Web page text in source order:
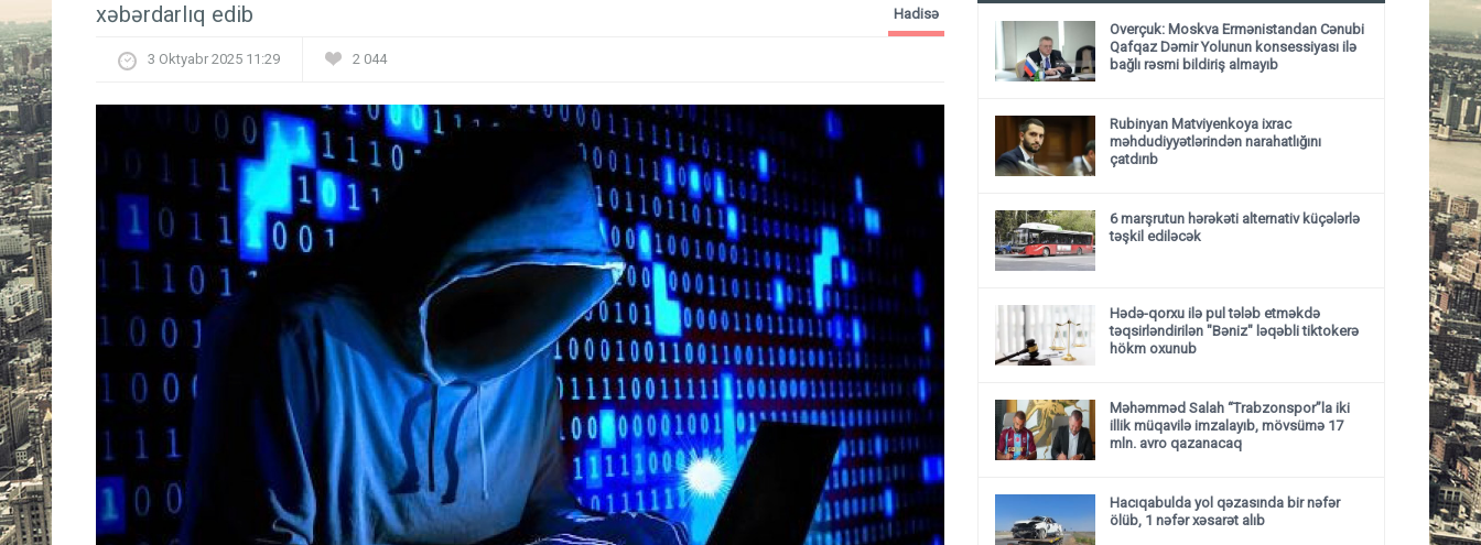
xəbərdarlıq edib
Hadisə
3 Oktyabr 2025 11:29 2 044
Overçuk: Moskva Ermənistandan Cənubi
Qafqaz Dəmir Yolunun konsessiyası ilə
bağlı rəsmi bildiriş almayıb
Rubinyan Matviyenkoya ixrac
məhdudiyyətlərindən narahatlığını
çatdırıb
6 marşrutun hərəkəti alternativ küçələrlə
təşkil ediləcək
Hədə-qorxu ilə pul tələb etməkdə
təqsirləndirilən "Bəniz" ləqəbli tiktokerə
hökm oxunub
Məhəmməd Salah “Trabzonspor”la iki
illik müqavilə imzalayıb, mövsümə 17
mln. avro qazanacaq
Hacıqabulda yol qəzasında bir nəfər
ölüb, 1 nəfər xəsarət alıb